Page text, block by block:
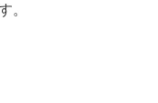
。